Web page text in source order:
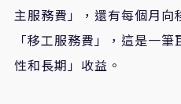
主服務費」，還有每個月
「移工服務費」，這是一
性和長期」收益。